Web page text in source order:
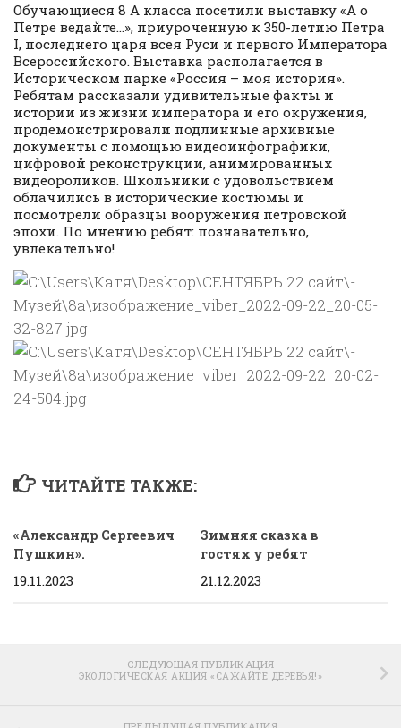
Обучающиеся 8 А класса посетили выставку «А о
Петре ведайте…», приуроченную к 350-летию Петра
I, последнего царя всея Руси и первого Императора
Всероссийского. Выставка располагается в
Историческом парке «Россия – моя история».
Ребятам рассказали удивительные факты и
истории из жизни императора и его окружения,
продемонстрировали подлинные архивные
документы с помощью видеоинфографики,
цифровой реконструкции, анимированных
видеороликов. Школьники с удовольствием
облачились в исторические костюмы и
посмотрели образцы вооружения петровской
эпохи. По мнению ребят: познавательно,
увлекательно!
ЧИТАЙТЕ ТАКЖЕ:
«Александр Сергеевич
Пушкин».
19.11.2023
Зимняя сказка в
гостях у ребят
21.12.2023
СЛЕДУЮЩАЯ ПУБЛИКАЦИЯ
ЭКОЛОГИЧЕСКАЯ АКЦИЯ «САЖАЙТЕ ДЕРЕВЬЯ!»